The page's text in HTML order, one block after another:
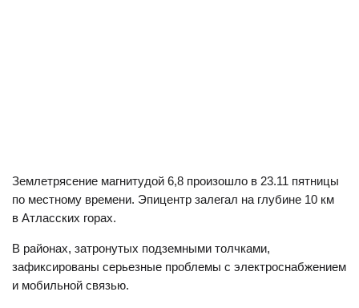
Землетрясение магнитудой 6,8 произошло в 23.11 пятницы
по местному времени. Эпицентр залегал на глубине 10 км
в Атласских горах.
В районах, затронутых подземными толчками,
зафиксированы серьезные проблемы с электроснабжением
и мобильной связью.